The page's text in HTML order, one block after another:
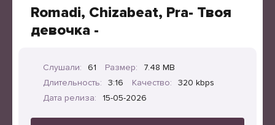
Romadi, Chizabeat, Pra- Твоя
девочка -
Слушали: 61 Размер:
7.48 MB
Длительность:
3:16 Качество:
320 kbps
Дата релиза:
15-05-2026